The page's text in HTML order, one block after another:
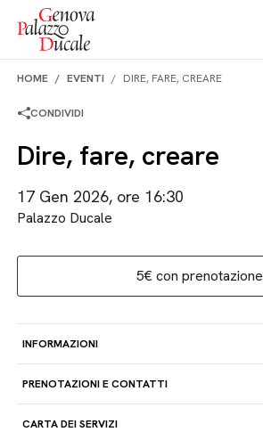
Salta al contenuto
HOME EVENTI DIRE, FARE, CREARE
CONDIVIDI
Dire, fare, creare
17 Gen 2026, ore 16:30
Palazzo Ducale
5€ con prenotazione
INFORMAZIONI
PRENOTAZIONI E CONTATTI
CARTA DEI SERVIZI